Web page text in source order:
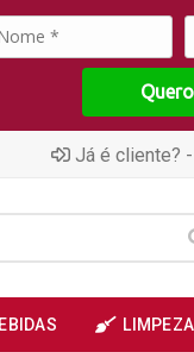
Já é cliente?